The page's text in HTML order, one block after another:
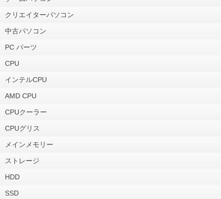
クリエイターパソコン
中古パソコン
PC パーツ
CPU
インテルCPU
AMD CPU
CPUクーラー
CPUグリス
メインメモリー
ストレージ
HDD
SSD